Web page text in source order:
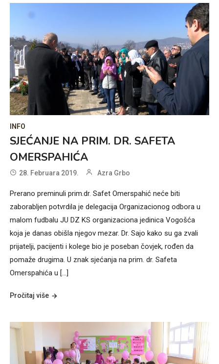
INFO
SJEĆANJE NA PRIM. DR. SAFETA
OMERSPAHIĆA
28. Februara 2019. Azra Grbo
Prerano preminuli prim.dr. Safet Omerspahić neće biti
zaborabljen potvrdila je delegacija Organizacionog odbora u
malom fudbalu JU DZ KS organizaciona jedinica Vogošća
koja je danas obišla njegov mezar. Dr. Sajo kako su ga zvali
prijatelji, pacijenti i kolege bio je poseban čovjek, rođen da
pomaže drugima. U znak sjećanja na prim. dr. Safeta
Omerspahića u […]
Pročitaj više